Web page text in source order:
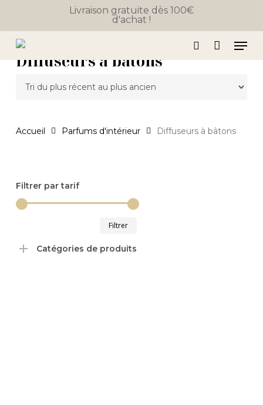
main
Livraison gratuite dès 100€
d'achat !
search
Diffuseurs à bâtons
Accueil Parfums d'intérieur Diffuseurs à bâtons
Filtrer par tarif
Filtrer
Catégories de produits